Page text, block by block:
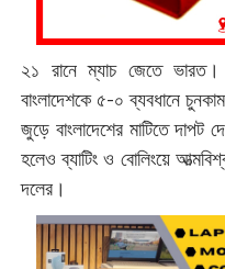
২১ রানে ম্যাচ জেতে ভারত।
বাংলাদেশকে ৫-০ ব্যবধানে
জুড়ে বাংলাদেশের মাটিতে দাপট
হলেও ব্যাটিং ও বোলিংয়ে
দলের।